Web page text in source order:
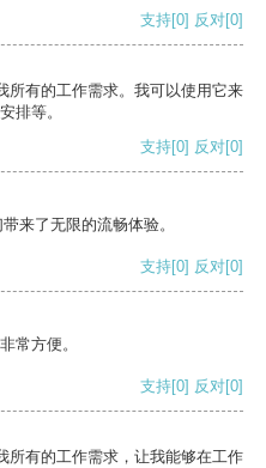
支持[0] 反对[0]
所有的工作需求。我可以使用它来
排等。
支持[0] 反对[0]
来了无限的流畅体验。
支持[0] 反对[0]
常方便。
支持[0] 反对[0]
所有的工作需求，让我能够在工作